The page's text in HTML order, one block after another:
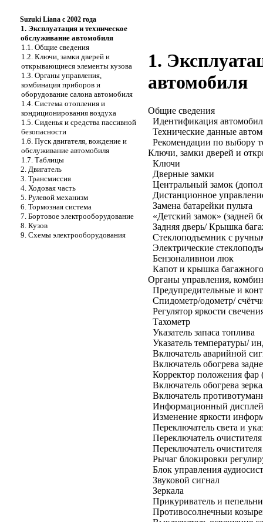
Suzuki Liana с 2002 года
1. Эксплуатация и техническое
обслуживание автомобиля
1.1. Общие сведения
1.2. Ключи, замки дверей и
открывающиеся элементы кузова
1.3. Органы управления,
комбинация приборов и
оборудование салона автомобиля
1.4. Система отопления и
кондиционирования воздуха
1.5. Сиденья и средства пассивной
безопасности
1.6. Пуск двигателя, вождение и
обслуживание автомобиля
1.7. Таблицы
2. Двигатель
3. Трансмиссия
4. Ходовая часть
5. Рулевой механизм
6. Тормозная система
7. Бортовое электрооборудование
8. Кузов
9. Схемы электрооборудования
1.
автомобиля
Общие сведения
Идентификация
Технические данные
Рекомендации по выбору
Ключи, замки дверей и
Ключи
Дверные замки
Центральный замок
Дистанционное
Замена батарейки пульта
«Детский замок» (задней
Задняя дверь/ Крышка
Стеклоподъемник с
Электрические
Бензоналивнои люк
Капот и крышка
Органы управления,
Предупредительные и
Спидометр/одометр/
Регулятор яркости
Тахометр
Указатель запаса топлива
Указатель температуры/
Включатель аварийной
Включатель обогрева
Корректор положения фар
Включатель обогрева
Включатель
Информационный дисплей
Изменение яркости
Переключатель света и
Переключатель
Переключатель
Рычаг блокировки
Блок управления
Звуковой сигнал
Зеркала
Прикуриватель и
Противосолнечныи